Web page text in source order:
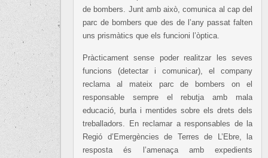
de bombers. Junt amb això, comunica al cap del
parc de bombers que des de l’any passat falten
uns prismàtics que els funcioni l’òptica.
Pràcticament sense poder realitzar les seves
funcions (detectar i comunicar), el company
reclama al mateix parc de bombers on el
responsable sempre el rebutja amb mala
educació, burla i mentides sobre els drets dels
treballadors. En reclamar a responsables de la
Regió d’Emergències de Terres de L’Ebre, la
resposta és l’amenaça amb expedients